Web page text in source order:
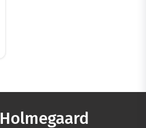
Holmegaard